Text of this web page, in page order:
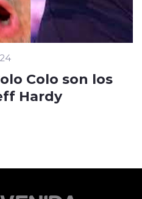
Colo son los
Hardy